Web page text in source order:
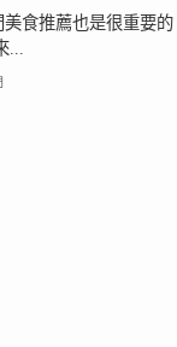
食推薦也是很重要
...